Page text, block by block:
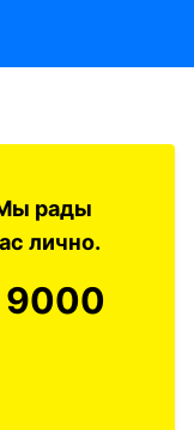
рады
лично.
9000